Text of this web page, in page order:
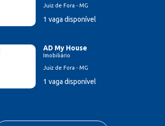
Juiz de Fora - MG
1 vaga disponível
AD My House
Imobiliário
Juiz de Fora - MG
1 vaga disponível